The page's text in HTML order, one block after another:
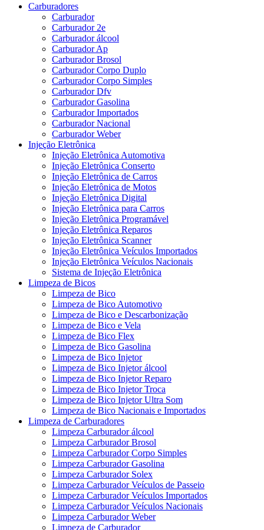
Carburadores
Carburador
Carburador 2e
Carburador álcool
Carburador Ap
Carburador Brosol
Carburador Corpo Duplo
Carburador Corpo Simples
Carburador Dfv
Carburador Gasolina
Carburador Importados
Carburador Nacional
Carburador Weber
Injeção Eletrônica
Injeção Eletrônica Automotiva
Injeção Eletrônica Conserto
Injeção Eletrônica de Carros
Injeção Eletrônica de Motos
Injeção Eletrônica Digital
Injeção Eletrônica para Carros
Injeção Eletrônica Programável
Injeção Eletrônica Reparos
Injeção Eletrônica Scanner
Injeção Eletrônica Veículos Importados
Injeção Eletrônica Veículos Nacionais
Sistema de Injeção Eletrônica
Limpeza de Bicos
Limpeza de Bico
Limpeza de Bico Automotivo
Limpeza de Bico e Descarbonização
Limpeza de Bico e Vela
Limpeza de Bico Flex
Limpeza de Bico Gasolina
Limpeza de Bico Injetor
Limpeza de Bico Injetor álcool
Limpeza de Bico Injetor Reparo
Limpeza de Bico Injetor Troca
Limpeza de Bico Injetor Ultra Som
Limpeza de Bico Nacionais e Importados
Limpeza de Carburadores
Limpeza Carburador álcool
Limpeza Carburador Brosol
Limpeza Carburador Corpo Simples
Limpeza Carburador Gasolina
Limpeza Carburador Solex
Limpeza Carburador Veículos de Passeio
Limpeza Carburador Veículos Importados
Limpeza Carburador Veículos Nacionais
Limpeza Carburador Weber
Limpeza de Carburador